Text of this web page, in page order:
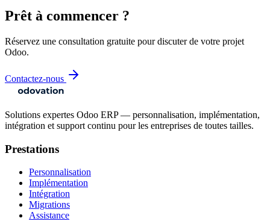
Prêt à commencer ?
Réservez une consultation gratuite pour discuter de votre projet
Odoo.
Contactez-nous
Solutions expertes Odoo ERP — personnalisation, implémentation,
intégration et support continu pour les entreprises de toutes tailles.
Prestations
Personnalisation
Implémentation
Intégration
Migrations
Assistance